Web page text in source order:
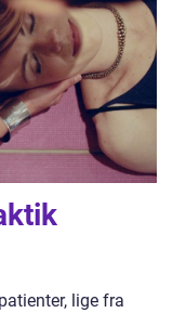
lige fra